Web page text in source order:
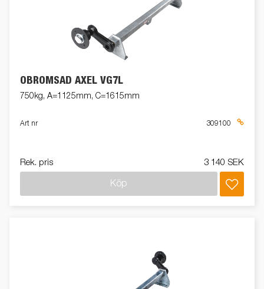
OBROMSAD AXEL VG7L
750kg, A=1125mm, C=1615mm
Art nr 309100
Rek. pris 3 140 SEK
Köp